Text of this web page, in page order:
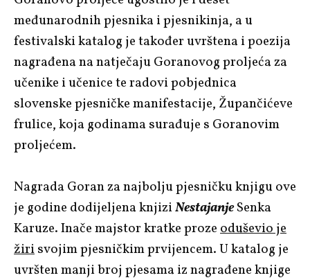
međunarodnih pjesnika i pjesnikinja, a u
festivalski katalog je također uvrštena i poezija
nagrađena na natječaju Goranovog proljeća za
učenike i učenice te radovi pobjednica
slovenske pjesničke manifestacije, Župančićeve
frulice, koja godinama surađuje s Goranovim
proljećem.
Nagrada Goran za najbolju pjesničku knjigu ove
je godine dodijeljena knjiziNestajanjeSenka
Karuze. Inače majstor kratke prozeoduševio je
žirisvojim pjesničkim prvijencem. U katalog je
uvršten manji broj pjesama iz nagrađene knjige